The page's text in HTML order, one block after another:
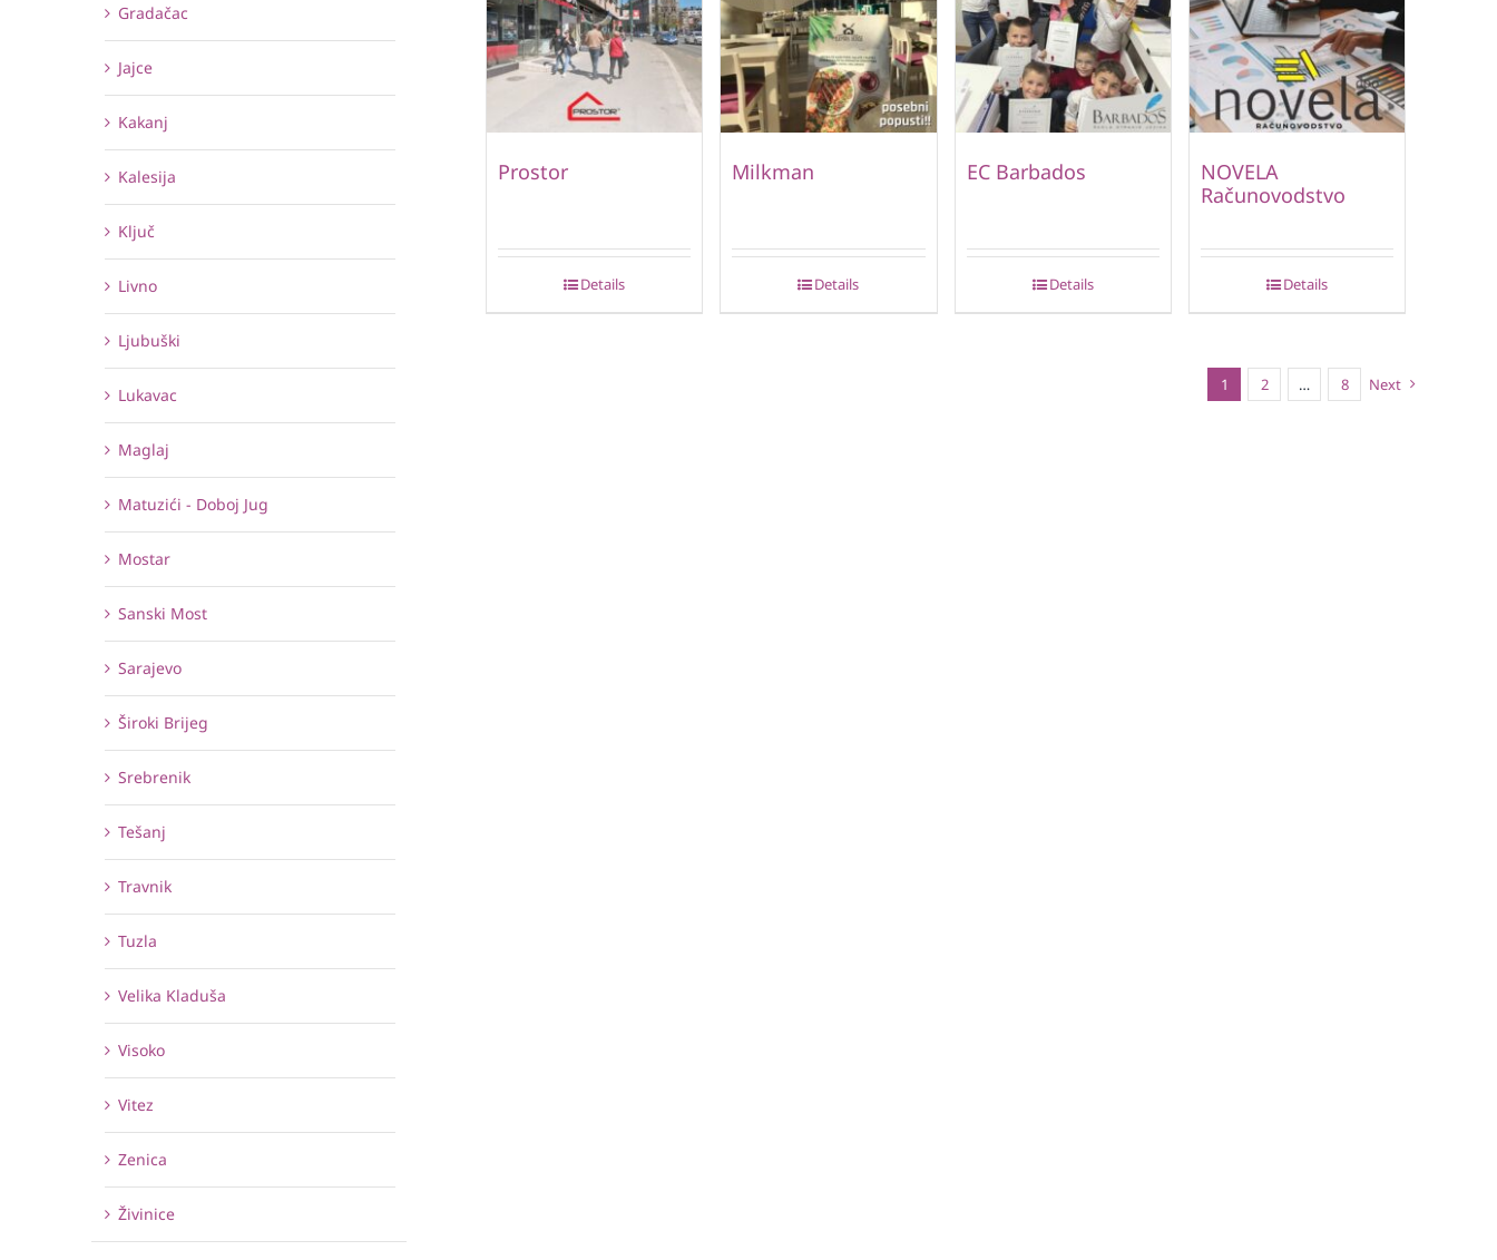
Prostor
Details
Milkman
Details
EC Barbados
Details
NOVELA
Računovodstvo
Details
1 2 … 8 Next
Gradačac
Jajce
Kakanj
Kalesija
Ključ
Livno
Ljubuški
Lukavac
Maglaj
Matuzići - Doboj Jug
Mostar
Sanski Most
Sarajevo
Široki Brijeg
Srebrenik
Tešanj
Travnik
Tuzla
Velika Kladuša
Visoko
Vitez
Zenica
Živinice